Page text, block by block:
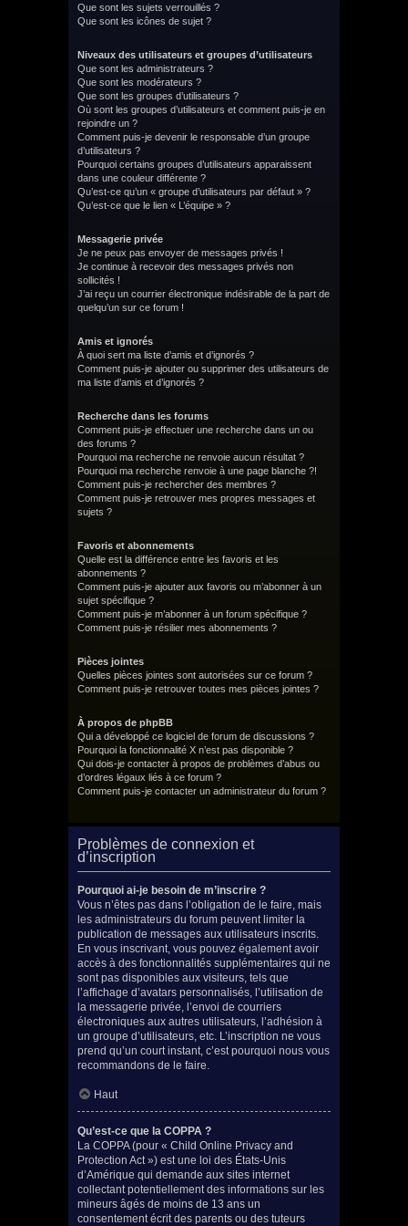
Que sont les sujets verrouillés ?
Que sont les icônes de sujet ?
Niveaux des utilisateurs et groupes d’utilisateurs
Que sont les administrateurs ?
Que sont les modérateurs ?
Que sont les groupes d’utilisateurs ?
Où sont les groupes d’utilisateurs et comment puis-je en
rejoindre un ?
Comment puis-je devenir le responsable d’un groupe
d’utilisateurs ?
Pourquoi certains groupes d’utilisateurs apparaissent
dans une couleur différente ?
Qu’est-ce qu’un « groupe d’utilisateurs par défaut » ?
Qu’est-ce que le lien « L’équipe » ?
Messagerie privée
Je ne peux pas envoyer de messages privés !
Je continue à recevoir des messages privés non
sollicités !
J’ai reçu un courrier électronique indésirable de la part de
quelqu’un sur ce forum !
Amis et ignorés
À quoi sert ma liste d’amis et d’ignorés ?
Comment puis-je ajouter ou supprimer des utilisateurs de
ma liste d’amis et d’ignorés ?
Recherche dans les forums
Comment puis-je effectuer une recherche dans un ou
des forums ?
Pourquoi ma recherche ne renvoie aucun résultat ?
Pourquoi ma recherche renvoie à une page blanche ?!
Comment puis-je rechercher des membres ?
Comment puis-je retrouver mes propres messages et
sujets ?
Favoris et abonnements
Quelle est la différence entre les favoris et les
abonnements ?
Comment puis-je ajouter aux favoris ou m’abonner à un
sujet spécifique ?
Comment puis-je m’abonner à un forum spécifique ?
Comment puis-je résilier mes abonnements ?
Pièces jointes
Quelles pièces jointes sont autorisées sur ce forum ?
Comment puis-je retrouver toutes mes pièces jointes ?
À propos de phpBB
Qui a développé ce logiciel de forum de discussions ?
Pourquoi la fonctionnalité X n’est pas disponible ?
Qui dois-je contacter à propos de problèmes d’abus ou
d’ordres légaux liés à ce forum ?
Comment puis-je contacter un administrateur du forum ?
Problèmes de connexion et
d’inscription
Pourquoi ai-je besoin de m’inscrire ?
Vous n’êtes pas dans l’obligation de le faire, mais
les administrateurs du forum peuvent limiter la
publication de messages aux utilisateurs inscrits.
En vous inscrivant, vous pouvez également avoir
accès à des fonctionnalités supplémentaires qui ne
sont pas disponibles aux visiteurs, tels que
l’affichage d’avatars personnalisés, l’utilisation de
la messagerie privée, l’envoi de courriers
électroniques aux autres utilisateurs, l’adhésion à
un groupe d’utilisateurs, etc. L’inscription ne vous
prend qu’un court instant, c’est pourquoi nous vous
recommandons de le faire.
Haut
Qu’est-ce que la COPPA ?
La COPPA (pour « Child Online Privacy and
Protection Act ») est une loi des États-Unis
d’Amérique qui demande aux sites internet
collectant potentiellement des informations sur les
mineurs âgés de moins de 13 ans un
consentement écrit des parents ou des tuteurs